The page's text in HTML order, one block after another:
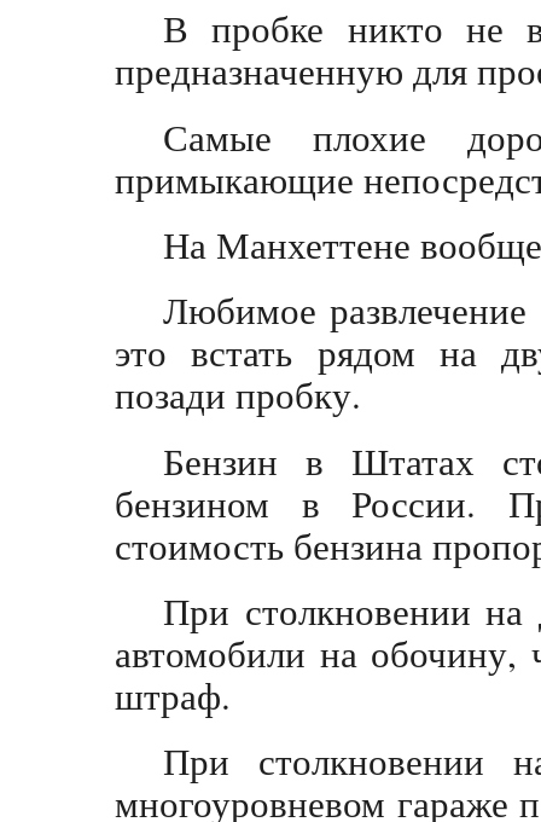
В пробке никто не
предназначенную для
Самые плохие
примыкающие
На Манхеттене
Любимое
это встать рядом на
позади пробку.
Бензин в Штатах
бензином в России.
стоимость бензина
При столкновении на
автомобили на
штраф.
При столкновении
многоуровневом гараже